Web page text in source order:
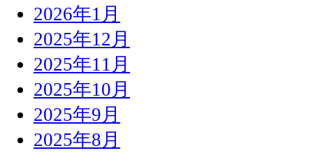
2026年1月
2025年12月
2025年11月
2025年10月
2025年9月
2025年8月